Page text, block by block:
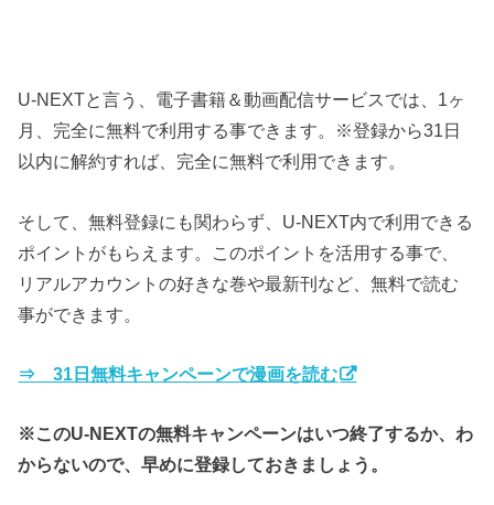
U-NEXTと言う、電子書籍＆動画配信サービスでは、1ヶ
月、完全に無料で利用する事できます。※登録から31日
以内に解約すれば、完全に無料で利用できます。
そして、無料登録にも関わらず、U-NEXT内で利用できる
ポイントがもらえます。このポイントを活用する事で、
リアルアカウントの好きな巻や最新刊など、無料で読む
事ができます。
⇒ 31日無料キャンペーンで漫画を読む
※このU-NEXTの無料キャンペーンはいつ終了するか、わ
からないので、早めに登録しておきましょう。